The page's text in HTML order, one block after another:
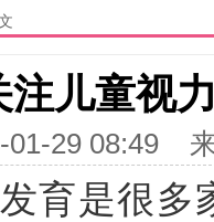
注儿童视
01-29 08:49
育是很